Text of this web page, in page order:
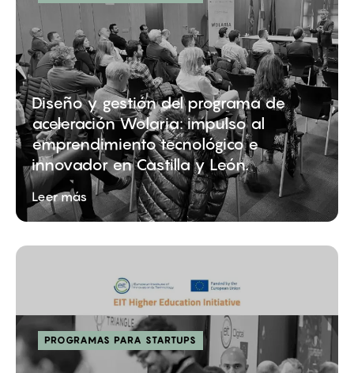
Diseño y gestión del programa de
aceleración Wolaria: impulso al
emprendimiento tecnológico e
innovador en Castilla y León.
Leer más
PROGRAMAS PARA STARTUPS